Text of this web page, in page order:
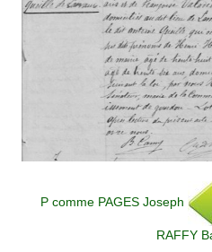
P comme PAGES Joseph
RAFFY